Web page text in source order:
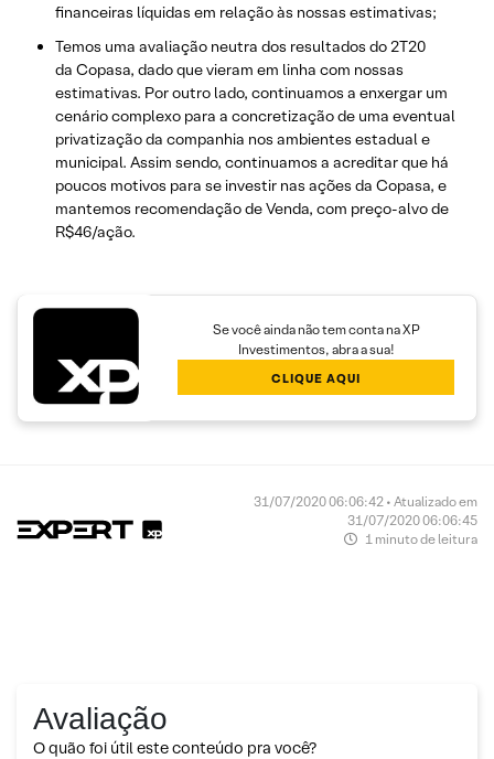
financeiras líquidas em relação às nossas estimativas;
Temos uma avaliação neutra dos resultados do 2T20
da Copasa, dado que vieram em linha com nossas
estimativas. Por outro lado, continuamos a enxergar um
cenário complexo para a concretização de uma eventual
privatização da companhia nos ambientes estadual e
municipal. Assim sendo, continuamos a acreditar que há
poucos motivos para se investir nas ações da Copasa, e
mantemos recomendação de Venda, com preço-alvo de
R$46/ação.
Se você ainda não tem conta na XP
Investimentos, abra a sua!
CLIQUE AQUI
31/07/2020 06:06:42 • Atualizado em
31/07/2020 06:06:45
1 minuto de leitura
Avaliação
O quão foi útil este conteúdo pra você?